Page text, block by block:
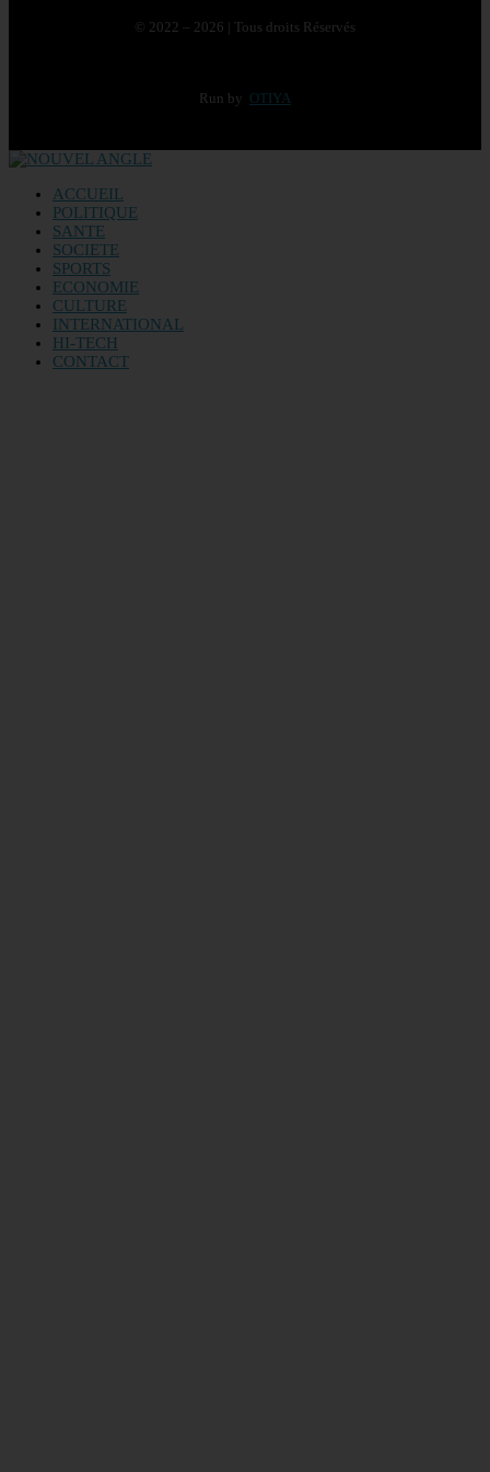
© 2022 – 2026 | Tous droits Réservés
Run by OTIYA
ACCUEIL
POLITIQUE
SANTE
SOCIETE
SPORTS
ECONOMIE
CULTURE
INTERNATIONAL
HI-TECH
CONTACT